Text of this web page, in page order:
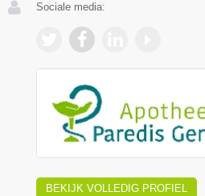
Sociale media:
BEKIJK VOLLEDIG PROFIEL